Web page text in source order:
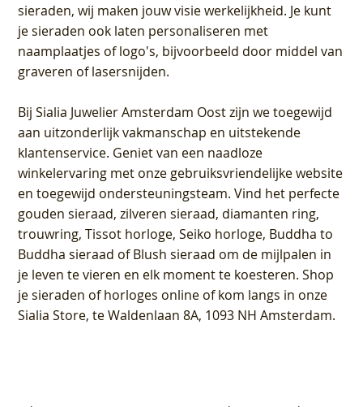
sieraden, wij maken jouw visie werkelijkheid. Je kunt
je sieraden ook laten personaliseren met
naamplaatjes of logo's, bijvoorbeeld door middel van
graveren of lasersnijden.
BijSialia Juwelier Amsterdam Oostzijn we toegewijd
aan uitzonderlijk vakmanschap en uitstekende
klantenservice. Geniet van een naadloze
winkelervaring met onze gebruiksvriendelijke website
en toegewijd ondersteuningsteam. Vind het perfecte
gouden sieraad, zilveren sieraad, diamanten ring,
trouwring, Tissot horloge, Seiko horloge, Buddha to
Buddha sieraad of Blush sieraad om de mijlpalen in
je leven te vieren en elk moment te koesteren. Shop
je sieraden of horloges online of kom langs in onze
Sialia Store, te Waldenlaan 8A, 1093 NH Amsterdam.